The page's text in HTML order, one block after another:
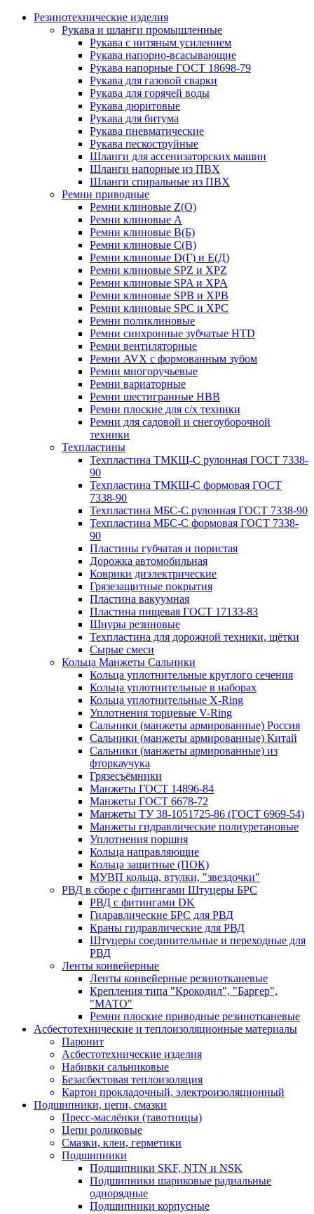
Резинотехнические изделия
Рукава и шланги промышленные
Рукава с нитяным усилением
Рукава напорно-всасывающие
Рукава напорные ГОСТ 18698-79
Рукава для газовой сварки
Рукава для горячей воды
Рукава дюритовые
Рукава для битума
Рукава пневматические
Рукава пескоструйные
Шланги для ассенизаторских машин
Шланги напорные из ПВХ
Шланги спиральные из ПВХ
Ремни приводные
Ремни клиновые Z(О)
Ремни клиновые А
Ремни клиновые В(Б)
Ремни клиновые С(В)
Ремни клиновые D(Г) и Е(Д)
Ремни клиновые SPZ и XPZ
Ремни клиновые SPA и XPA
Ремни клиновые SPB и XPB
Ремни клиновые SPC и XPC
Ремни поликлиновые
Ремни синхронные зубчатые HTD
Ремни вентиляторные
Ремни AVX с формованным зубом
Ремни многоручьевые
Ремни вариаторные
Ремни шестигранные HBB
Ремни плоские для с/х техники
Ремни для садовой и снегоуборочной
техники
Техпластины
Техпластина ТМКЩ-С рулонная ГОСТ 7338-
90
Техпластина ТМКЩ-С формовая ГОСТ
7338-90
Техпластина МБС-С рулонная ГОСТ 7338-90
Техпластина МБС-С формовая ГОСТ 7338-
90
Пластины губчатая и пористая
Дорожка автомобильная
Коврики диэлектрические
Грязезащитные покрытия
Пластина вакуумная
Пластина пищевая ГОСТ 17133-83
Шнуры резиновые
Техпластина для дорожной техники, щётки
Сырые смеси
Кольца Манжеты Сальники
Кольца уплотнительные круглого сечения
Кольца уплотнительные в наборах
Кольца уплотнительные Х-Ring
Уплотнения торцевые V-Ring
Сальники (манжеты армированные) Россия
Сальники (манжеты армированные) Китай
Сальники (манжеты армированные) из
фторкаучука
Грязесъёмники
Манжеты ГОСТ 14896-84
Манжеты ГОСТ 6678-72
Манжеты ТУ 38-1051725-86 (ГОСТ 6969-54)
Манжеты гидравлические полиуретановые
Уплотнения поршня
Кольца направляющие
Кольца защитные (ПОК)
МУВП кольца, втулки, "звездочки"
РВД в сборе с фитингами Штуцеры БРС
РВД с фитингами DK
Гидравлические БРС для РВД
Краны гидравлические для РВД
Штуцеры соединительные и переходные для
РВД
Ленты конвейерные
Ленты конвейерные резинотканевые
Крепления типа "Крокодил", "Баргер",
"МАТО"
Ремни плоские приводные резинотканевые
Асбестотехнические и теплоизоляционные материалы
Паронит
Асбестотехнические изделия
Набивки сальниковые
Безасбестовая теплоизоляция
Картон прокладочный, электроизоляционный
Подшипники, цепи, смазки
Пресс-маслёнки (тавотницы)
Цепи роликовые
Смазки, клеи, герметики
Подшипники
Подшипники SKF, NTN и NSK
Подшипники шариковые радиальные
однорядные
Подшипники корпусные